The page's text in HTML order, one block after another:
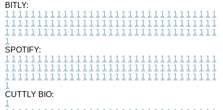
BITLY:
1 1 1 1 1 1 1 1 1 1 1 1 1 1 1 1 1 1 1 1 1 1 1 1 1 1 1 1 1 1 1 1 1
1 1 1 1 1 1 1 1 1 1 1 1 1 1 1 1 1 1 1 1 1 1 1 1 1 1 1 1 1 1 1 1 1
1 1 1 1 1 1 1 1 1 1 1 1 1 1 1 1 1 1 1 1 1 1 1 1 1 1 1 1 1 1 1 1 1
1
SPOTIFY:
1 1 1 1 1 1 1 1 1 1 1 1 1 1 1 1 1 1 1 1 1 1 1 1 1 1 1 1 1 1 1 1 1
1 1 1 1 1 1 1 1 1 1 1 1 1 1 1 1 1 1 1 1 1 1 1 1 1 1 1 1 1 1 1 1 1
1 1 1 1 1 1 1 1 1 1 1 1 1 1 1 1 1 1 1 1 1 1 1 1 1 1 1 1 1 1 1 1 1
1
CUTTLY BIO:
1